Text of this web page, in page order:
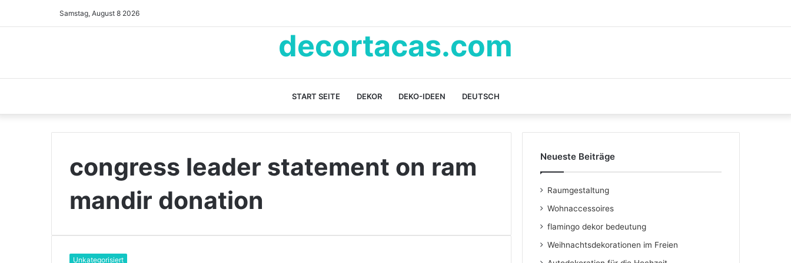
Samstag, August 8 2026
decortacas.com
START SEITE DEKOR DEKO-IDEEN DEUTSCH
congress leader statement on ram
mandir donation
Unkategorisiert
Neueste Beiträge
Raumgestaltung
Wohnaccessoires
flamingo dekor bedeutung
Weihnachtsdekorationen im Freien